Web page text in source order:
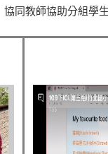
協同教師協助分組學